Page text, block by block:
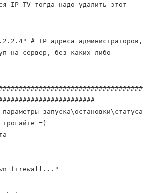
IP TV тогда надо удалить этот
# IP адреса администраторов,
на сервер, без каких либо
запуска\остановки\статуса
=)
firewall..."